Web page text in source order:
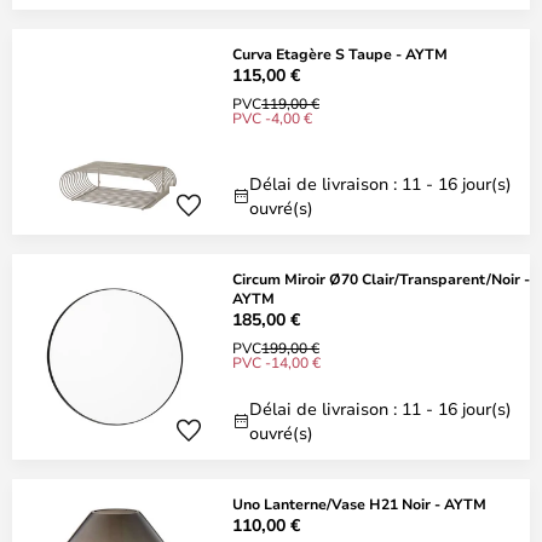
Curva Etagère S Taupe - AYTM
115,00 €
PVC119,00 €
PVC -4,00 €
Délai de livraison : 11 - 16 jour(s)
ouvré(s)
Circum Miroir Ø70 Clair/Transparent/Noir -
AYTM
185,00 €
PVC199,00 €
PVC -14,00 €
Délai de livraison : 11 - 16 jour(s)
ouvré(s)
Uno Lanterne/Vase H21 Noir - AYTM
110,00 €